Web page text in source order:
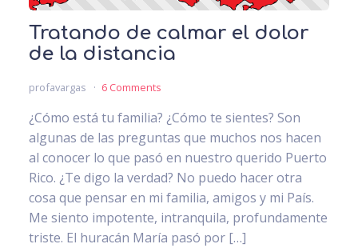
Tratando de calmar el dolor
de la distancia
profavargas 6 Comments
¿Cómo está tu familia? ¿Cómo te sientes? Son
algunas de las preguntas que muchos nos hacen
al conocer lo que pasó en nuestro querido Puerto
Rico. ¿Te digo la verdad? No puedo hacer otra
cosa que pensar en mi familia, amigos y mi País.
Me siento impotente, intranquila, profundamente
triste. El huracán María pasó por […]